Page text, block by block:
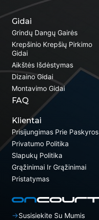
Gidai
Grindų Dangų Gairės
Krepšinio Krepšių Pirkimo
Gidai
Aikštės Išdėstymas
Dizaino Gidai
Montavimo Gidai
FAQ
Klientai
Prisijungimas Prie Paskyros
Privatumo Politika
Slapukų Politika
Grąžinimai Ir Grąžinimai
Pristatymas
Susisiekite Su Mumis